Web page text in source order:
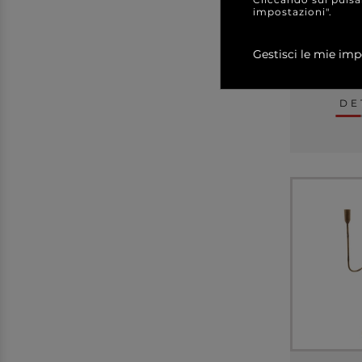
a
impostazioni".
Gestisci le mie